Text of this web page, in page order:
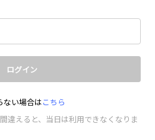
ログイン
ない場合はこちら
違えると、当日は利用できなくなりま